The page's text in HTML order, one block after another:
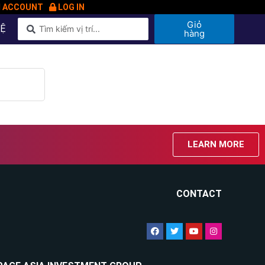
ACCOUNT LOG IN
Giỏ
hàng
LEARN MORE
CONTACT